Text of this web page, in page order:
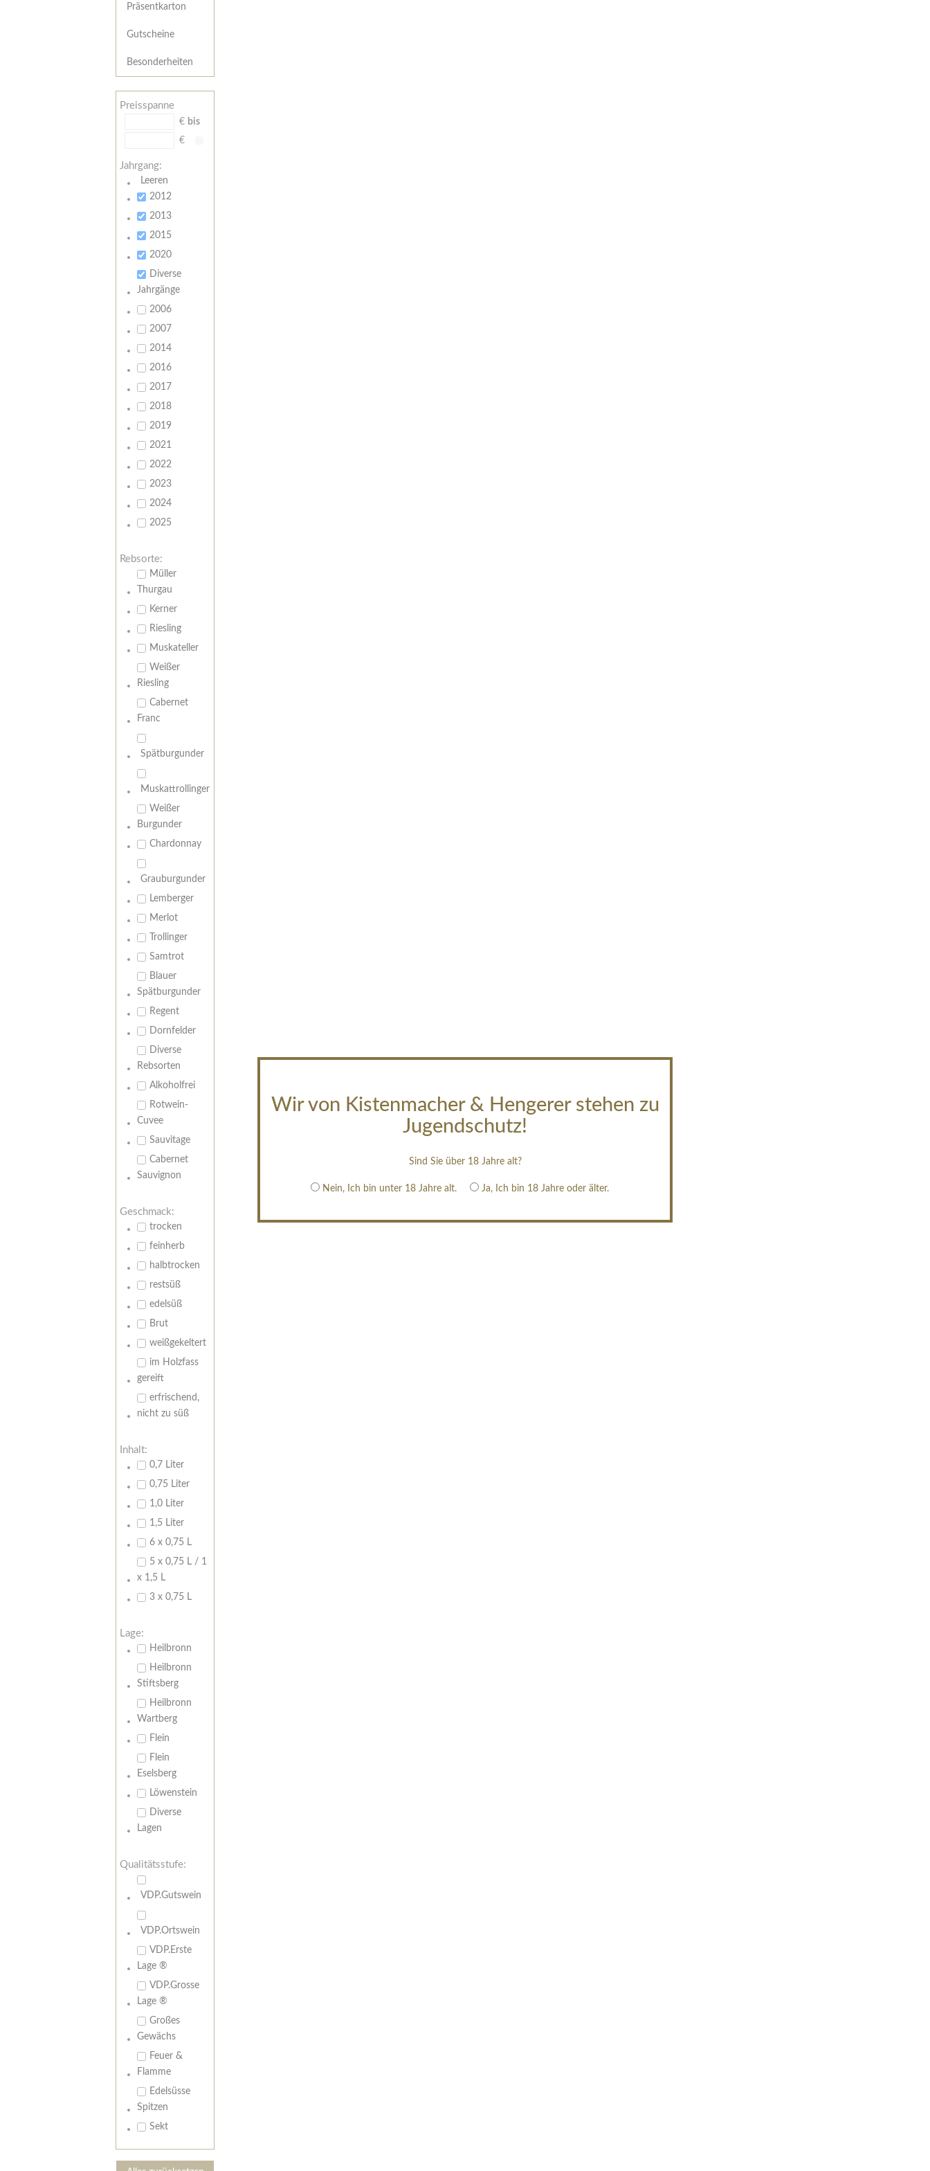
Wir von Kistenmacher & Hengerer stehen zu
Jugendschutz!
Sind Sie über 18 Jahre alt?
Nein, Ich bin unter 18 Jahre alt. Ja, Ich bin 18 Jahre oder älter.
Präsentkarton
Gutscheine
Besonderheiten
Preisspanne
€ bis
€
Jahrgang:
Leeren
2012
2013
2015
2020
Diverse
Jahrgänge
2006
2007
2014
2016
2017
2018
2019
2021
2022
2023
2024
2025
Rebsorte:
Müller
Thurgau
Kerner
Riesling
Muskateller
Weißer
Riesling
Cabernet
Franc
Spätburgunder
Muskattrollinger
Weißer
Burgunder
Chardonnay
Grauburgunder
Lemberger
Merlot
Trollinger
Samtrot
Blauer
Spätburgunder
Regent
Dornfelder
Diverse
Rebsorten
Alkoholfrei
Rotwein-
Cuvee
Sauvitage
Cabernet
Sauvignon
Geschmack:
trocken
feinherb
halbtrocken
restsüß
edelsüß
Brut
weißgekeltert
im Holzfass
gereift
erfrischend,
nicht zu süß
Inhalt:
0,7 Liter
0,75 Liter
1,0 Liter
1,5 Liter
6 x 0,75 L
5 x 0,75 L / 1
x 1,5 L
3 x 0,75 L
Lage:
Heilbronn
Heilbronn
Stiftsberg
Heilbronn
Wartberg
Flein
Flein
Eselsberg
Löwenstein
Diverse
Lagen
Qualitätsstufe:
VDP.Gutswein
VDP.Ortswein
VDP.Erste
Lage ®
VDP.Grosse
Lage ®
Großes
Gewächs
Feuer &
Flamme
Edelsüsse
Spitzen
Sekt